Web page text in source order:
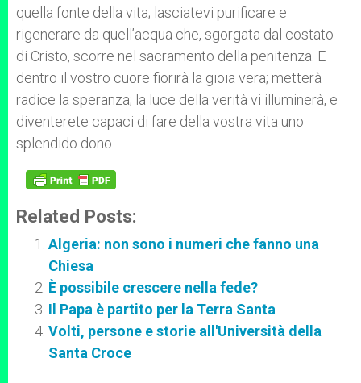
quella fonte della vita; lasciatevi purificare e
rigenerare da quell’acqua che, sgorgata dal costato
di Cristo, scorre nel sacramento della penitenza. E
dentro il vostro cuore fiorirà la gioia vera; metterà
radice la speranza; la luce della verità vi illuminerà, e
diventerete capaci di fare della vostra vita uno
splendido dono.
Related Posts:
Algeria: non sono i numeri che fanno una
Chiesa
È possibile crescere nella fede?
Il Papa è partito per la Terra Santa
Volti, persone e storie all'Università della
Santa Croce